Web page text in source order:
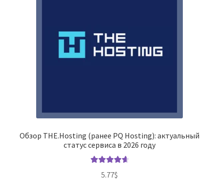
Обзор THE.Hosting (ранее PQ Hosting): актуальный
статус сервиса в 2026 году
5.77$